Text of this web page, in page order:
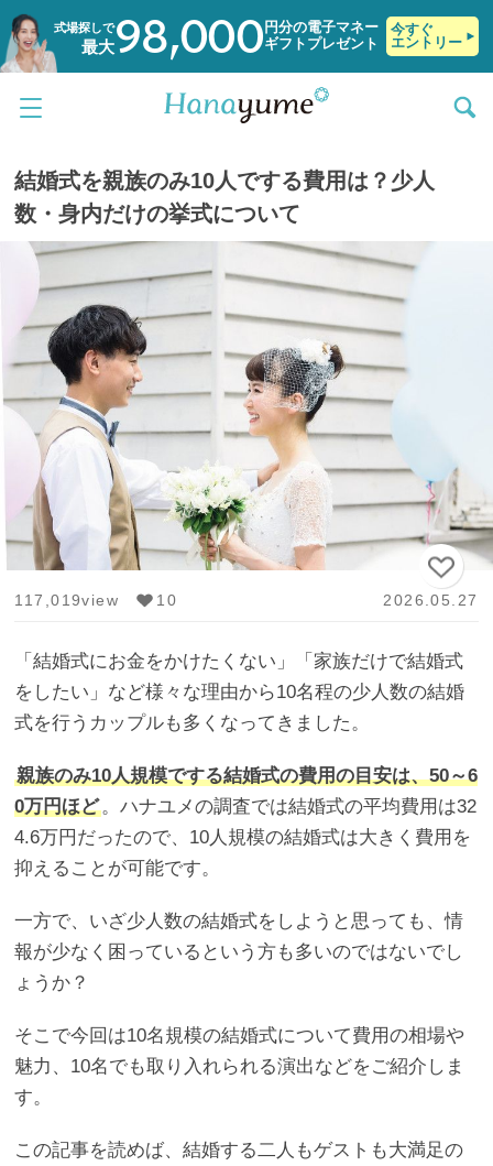
式場探しで
最大98,000 円分の電子マネー
ギフトプレゼント
今すぐ
エントリー
結婚式を親族のみ10人でする費用は？少人
数・身内だけの挙式について
117,019view 10 2026.05.27
「結婚式にお金をかけたくない」「家族だけで結婚式
をしたい」など様々な理由から10名程の少人数の結婚
式を行うカップルも多くなってきました。
親族のみ10人規模でする結婚式の費用の目安は、50～6
0万円ほど。ハナユメの調査では結婚式の平均費用は32
4.6万円だったので、10人規模の結婚式は大きく費用を
抑えることが可能です。
一方で、いざ少人数の結婚式をしようと思っても、情
報が少なく困っているという方も多いのではないでし
ょうか？
そこで今回は10名規模の結婚式について費用の相場や
魅力、10名でも取り入れられる演出などをご紹介しま
す。
この記事を読めば、結婚する二人もゲストも大満足の